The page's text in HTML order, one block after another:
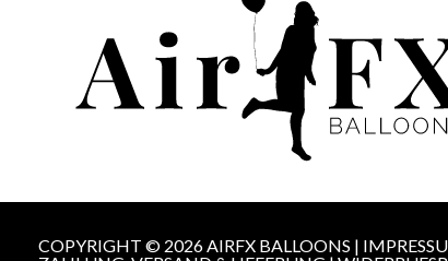
COPYRIGHT © 2026 AIRFX BALLOONS |